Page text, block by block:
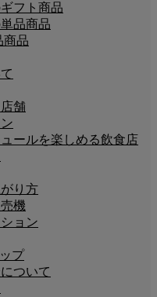
フト商品
品商品
商品
舗
ールを楽しめる飲食店
り方
機
ョン
プ
ついて